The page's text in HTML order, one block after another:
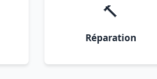
🔨
Réparation